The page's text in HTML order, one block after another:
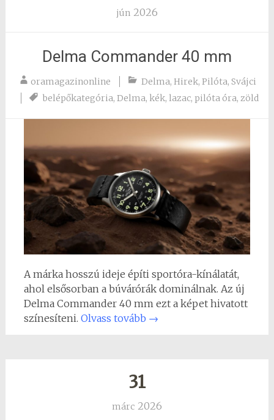
jún 2026
Delma Commander 40 mm
oramagazinonline Delma,Hirek,Pilóta,Svájci
belépőkategória,Delma, kék,lazac, pilóta óra,zöld
A márka hosszú ideje építi sportóra-kínálatát,
ahol elsősorban a búvárórák dominálnak. Az új
Delma Commander 40 mm ezt a képet hivatott
színesíteni. Olvass tovább →
31
márc 2026